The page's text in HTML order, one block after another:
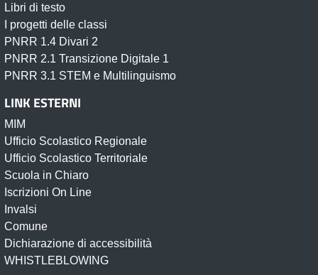
Libri di testo
I progetti delle classi
PNRR 1.4 Divari 2
PNRR 2.1 Transizione Digitale 1
PNRR 3.1 STEM e Multilinguismo
LINK ESTERNI
MIM
Ufficio Scolastico Regionale
Ufficio Scolastico Territoriale
Scuola in Chiaro
Iscrizioni On Line
Invalsi
Comune
Dichiarazione di accessibilità
WHISTLEBLOWING